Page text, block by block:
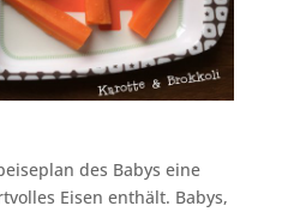
des Babys eine
Eisen enthält. Babys,